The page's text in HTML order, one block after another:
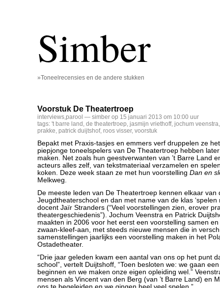
Simber
»Toneelrecensies en de andere stukken
Voorstuk De Theatertroep
interviews,parool — simber op 15 januari 2013 om 10:00 uur
tags: 't barre land , de theatertroep, jasmijn vriethoff, jochum veenstra
prakke, patrick duijtshof, roos visser, voorstuk
Bepakt met Praxis-tasjes en emmers verf druppelen ze
piepjonge toneelspelers van De Theatertroep hebben
maken. Net zoals hun geestverwanten van ’t Barre Land
acteurs alles zelf, van tekstmateriaal verzamelen en
koken. Deze week staan ze met hun voorstelling Dan en
Melkweg.
De meeste leden van De Theatertroep kennen elkaar van
Jeugdtheaterschool en dan met name van de klas ‘spelen
docent Jaïr Stranders (“Veel voorstellingen zien, erover
theatergeschiedenis”). Jochum Veenstra en Patrick
maakten in 2006 voor het eerst een voorstelling samen
zwaan-kleef-aan, met steeds nieuwe mensen die in
samenstellingen jaarlijks een voorstelling maken in het
Ostadetheater.
“Drie jaar geleden kwam een aantal van ons op het punt
school”, vertelt Duijtshoff, “Toen besloten we: we gaan
beginnen en we maken onze eigen opleiding wel.”
mensen als Vincent van den Berg (van ’t Barre Land) en